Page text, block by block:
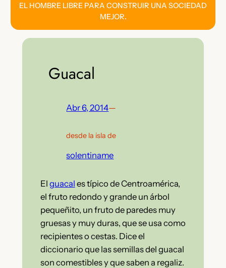
EL HOMBRE LIBRE PARA CONSTRUIR UNA SOCIEDAD
MEJOR.
Guacal
Abr 6, 2014—
desde la isla de
solentiname
El guacal es típico de Centroamérica,
el fruto redondo y grande un árbol
pequeñito, un fruto de paredes muy
gruesas y muy duras, que se usa como
recipientes o cestas. Dice el
diccionario que las semillas del guacal
son comestibles y que saben a regaliz.